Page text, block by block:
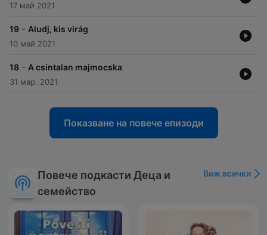
17 май 2021
19 - Aludj, kis virág
10 май 2021
18 - A csintalan majmocska
31 мар. 2021
Показване на повече епизоди
Повече подкасти Деца и
семейство
Виж всички